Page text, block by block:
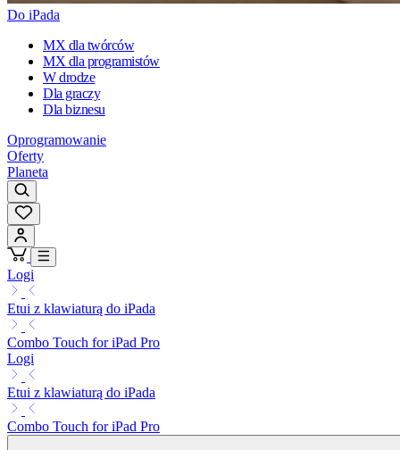
Do iPada
MX dla twórców
MX dla programistów
W drodze
Dla graczy
Dla biznesu
Oprogramowanie
Oferty
Planeta
Logi
Etui z klawiaturą do iPada
Combo Touch for iPad Pro
Logi
Etui z klawiaturą do iPada
Combo Touch for iPad Pro